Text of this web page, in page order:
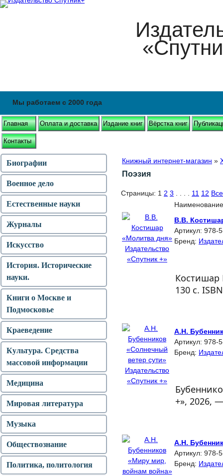
Мы работаем с 2000 года
Главная Оплата и доставка Издание книг Вёрстка книг
Контакты
Книжный интернет-магазин »
Поэзия
Страницы: 1 2 3 11 12 Все
Наименование
В.В.
Артикул: 978-
Бренд:
130 с.
А.Н.
Артикул: 978-
Бренд:
+», 2026,
А.Н.
Артикул: 978-
Бренд:
Биографии
Военное дело
Естественные науки
Журналы
Искусство
История. Исторические
науки.
Книги о Москве и
Подмосковье
Краеведение
Культура. Средства
массовой информации
Медицина
Мировая литература
Музыка
Обществознание
Политика, политология